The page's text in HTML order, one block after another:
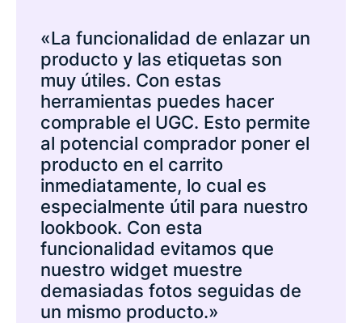
«La funcionalidad de enlazar un
producto y las etiquetas son
muy útiles. Con estas
herramientas puedes hacer
comprable el UGC. Esto permite
al potencial comprador poner el
producto en el carrito
inmediatamente, lo cual es
especialmente útil para nuestro
lookbook. Con esta
funcionalidad evitamos que
nuestro widget muestre
demasiadas fotos seguidas de
un mismo producto.»